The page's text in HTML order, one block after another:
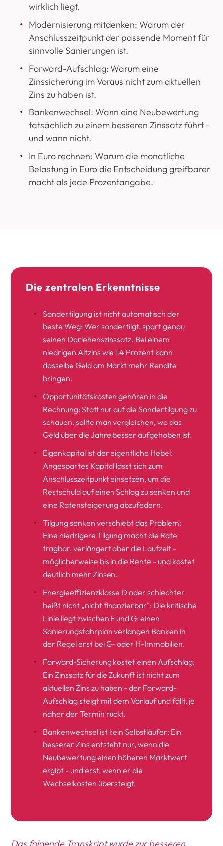
wirklich liegt.
Modernisierung mitdenken: Warum der
Anschlusszeitpunkt der passende Moment für
sinnvolle Sanierungen ist.
Forward-Aufschlag: Warum eine
Zinssicherung im Voraus nicht zum aktuellen
Zins zu haben ist.
Bankenwechsel: Wann eine Neubewertung
tatsächlich zu einem besseren Zinssatz führt -
und wann nicht.
In Euro rechnen: Warum die monatliche
Belastung in Euro die Entscheidung greifbarer
macht als jede Prozentangabe.
Die zentralen Erkenntnisse
Sondertilgung ist nicht automatisch der
beste Weg: Wer sondertilgt, spart genau
seinen Darlehenszinssatz. Bei einem
niedrigen Altzins wie 1,4 Prozent kann
dasselbe Geld am Markt mehr Rendite
bringen.
Opportunitätskosten gehören in die
Rechnung: Statt nur auf die Sondertilgung zu
schauen, sollte man vergleichen, wo das
Geld über die Jahre besser aufgehoben ist.
Eigenkapital ist der eigentliche Hebel:
Angespartes Kapital lässt sich zum
Anschlusszeitpunkt einsetzen, um die
Restschuld auf einen Schlag zu senken und
eine Ratensteigerung abzufedern.
Tilgung senken verschiebt das Problem:
Eine niedrigere Tilgung macht die Rate
tragbar, verlängert aber die Laufzeit -
möglicherweise bis in die Rente - und kostet
deutlich mehr Zinsen.
Energieeffizienzklasse D oder schlechter
heißt nicht „nicht finanzierbar": Die kritische
Linie liegt zwischen F und G; einen
Sanierungsfahrplan verlangen Banken in
der Regel erst bei G- oder H-Immobilien.
Forward-Sicherung kostet einen Aufschlag:
Ein Zinssatz für die Zukunft ist nicht zum
aktuellen Zins zu haben - der Forward-
Aufschlag steigt mit dem Vorlauf und fällt, je
näher der Termin rückt.
Bankenwechsel ist kein Selbstläufer: Ein
besserer Zins entsteht nur, wenn die
Neubewertung einen höheren Marktwert
ergibt - und erst, wenn er die
Wechselkosten übersteigt.
Das folgende Transkript wurde zur besseren